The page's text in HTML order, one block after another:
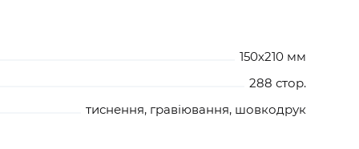
150х210 мм
288 стор.
тиснення, гравіювання, шовкодрук